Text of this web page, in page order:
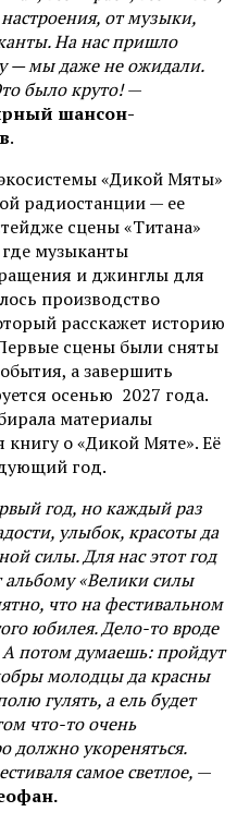
от музыки,
На нас пришло
— мы даже не ожидали.
было круто!—
шансон-
.
«Дикой Мяты»
радиостанции — ее
сцены «Титана»
музыканты
и джинглы для
производство
расскажет историю
сцены были сняты
а завершить
осенью 2027 года.
материалы
книгу о «Дикой Мяте». Её
год.
год, но каждый раз
улыбок, красоты да
силы. Для нас этот год
«Велики силы
что на фестивальном
юбилея. Дело-то вроде
потом думаешь: пройдут
молодцы да красны
гулять, а ель будет
что-то очень
должно укореняться.
самое светлое, —